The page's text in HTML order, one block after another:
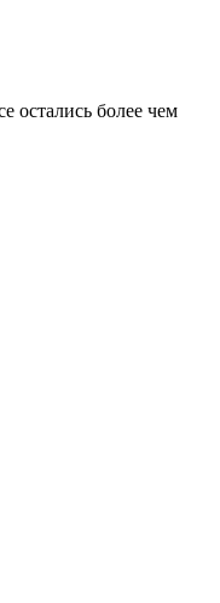
остались более чем